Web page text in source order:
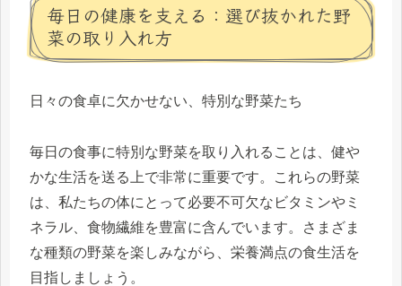
毎日の健康を支える：選び抜かれた野
菜の取り入れ方
日々の食卓に欠かせない、特別な野菜たち
毎日の食事に特別な野菜を取り入れることは、健や
かな生活を送る上で非常に重要です。これらの野菜
は、私たちの体にとって必要不可欠なビタミンやミ
ネラル、食物繊維を豊富に含んでいます。さまざま
な種類の野菜を楽しみながら、栄養満点の食生活を
目指しましょう。